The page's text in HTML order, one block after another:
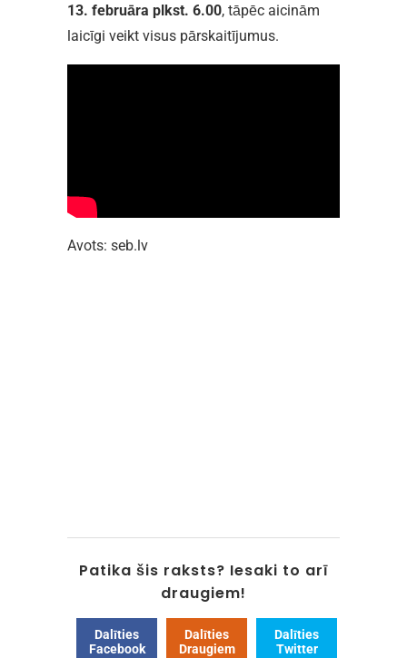
13. februāra plkst. 6.00, tāpēc aicinām
laicīgi veikt visus pārskaitījumus.
Avots: seb.lv
Patika šis raksts? Iesaki to arī
draugiem!
Dalīties
Facebook
Dalīties
Draugiem
Dalīties
Twitter